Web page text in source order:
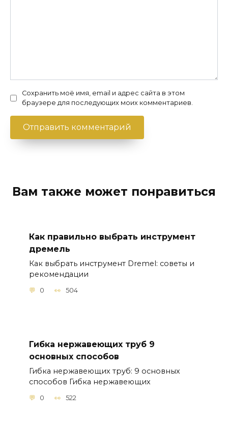
Сохранить моё имя, email и адрес сайта в этом
браузере для последующих моих комментариев.
Вам также может понравиться
Как правильно выбрать инструмент
дремель
Как выбрать инструмент Dremel: советы и
рекомендации
0 504
Гибка нержавеющих труб 9
основных способов
Гибка нержавеющих труб: 9 основных
способов Гибка нержавеющих
0 522